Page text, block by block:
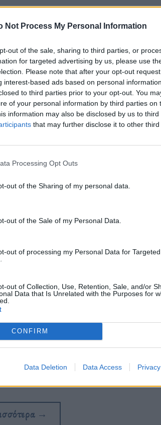
Not Process My Personal Information
out of the sale, sharing to third parties, or
for targeted advertising by us, please use
Please note that after your opt-out
interest-based ads based on personal
to third parties prior to your opt-out. You
of your personal information by third parties on
information may also be disclosed by us to
that may further disclose it to other third
Processing Opt Outs
out of the Sharing of my personal data.
out of the Sale of my Personal Data.
out of processing my Personal Data for Targeted
out of Collection, Use, Retention, Sale, and/or
Data that Is Unrelated with the Purposes for
CONFIRM
Data Deletion Data Access
συγγραφέας, μας
προσωπικότητάς του.
→